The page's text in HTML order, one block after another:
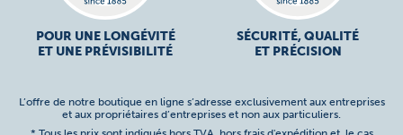
POUR UNE LONGÉVITÉ
ET UNE PRÉVISIBILITÉ
SÉCURITÉ, QUALITÉ
ET PRÉCISION
L’offre de notre boutique en ligne s’adresse exclusivement aux entreprises
et aux propriétaires d’entreprises et non aux particuliers.